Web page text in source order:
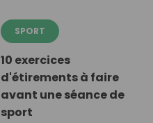
SPORT
10 exercices
d'étirements à faire
avant une séance de
sport